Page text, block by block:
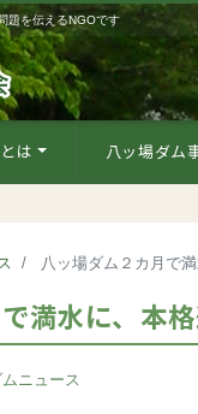
題を伝えるNGOです
は 八ッ場ダム
八ッ場ダム２カ月で
満水に、本
ニュース